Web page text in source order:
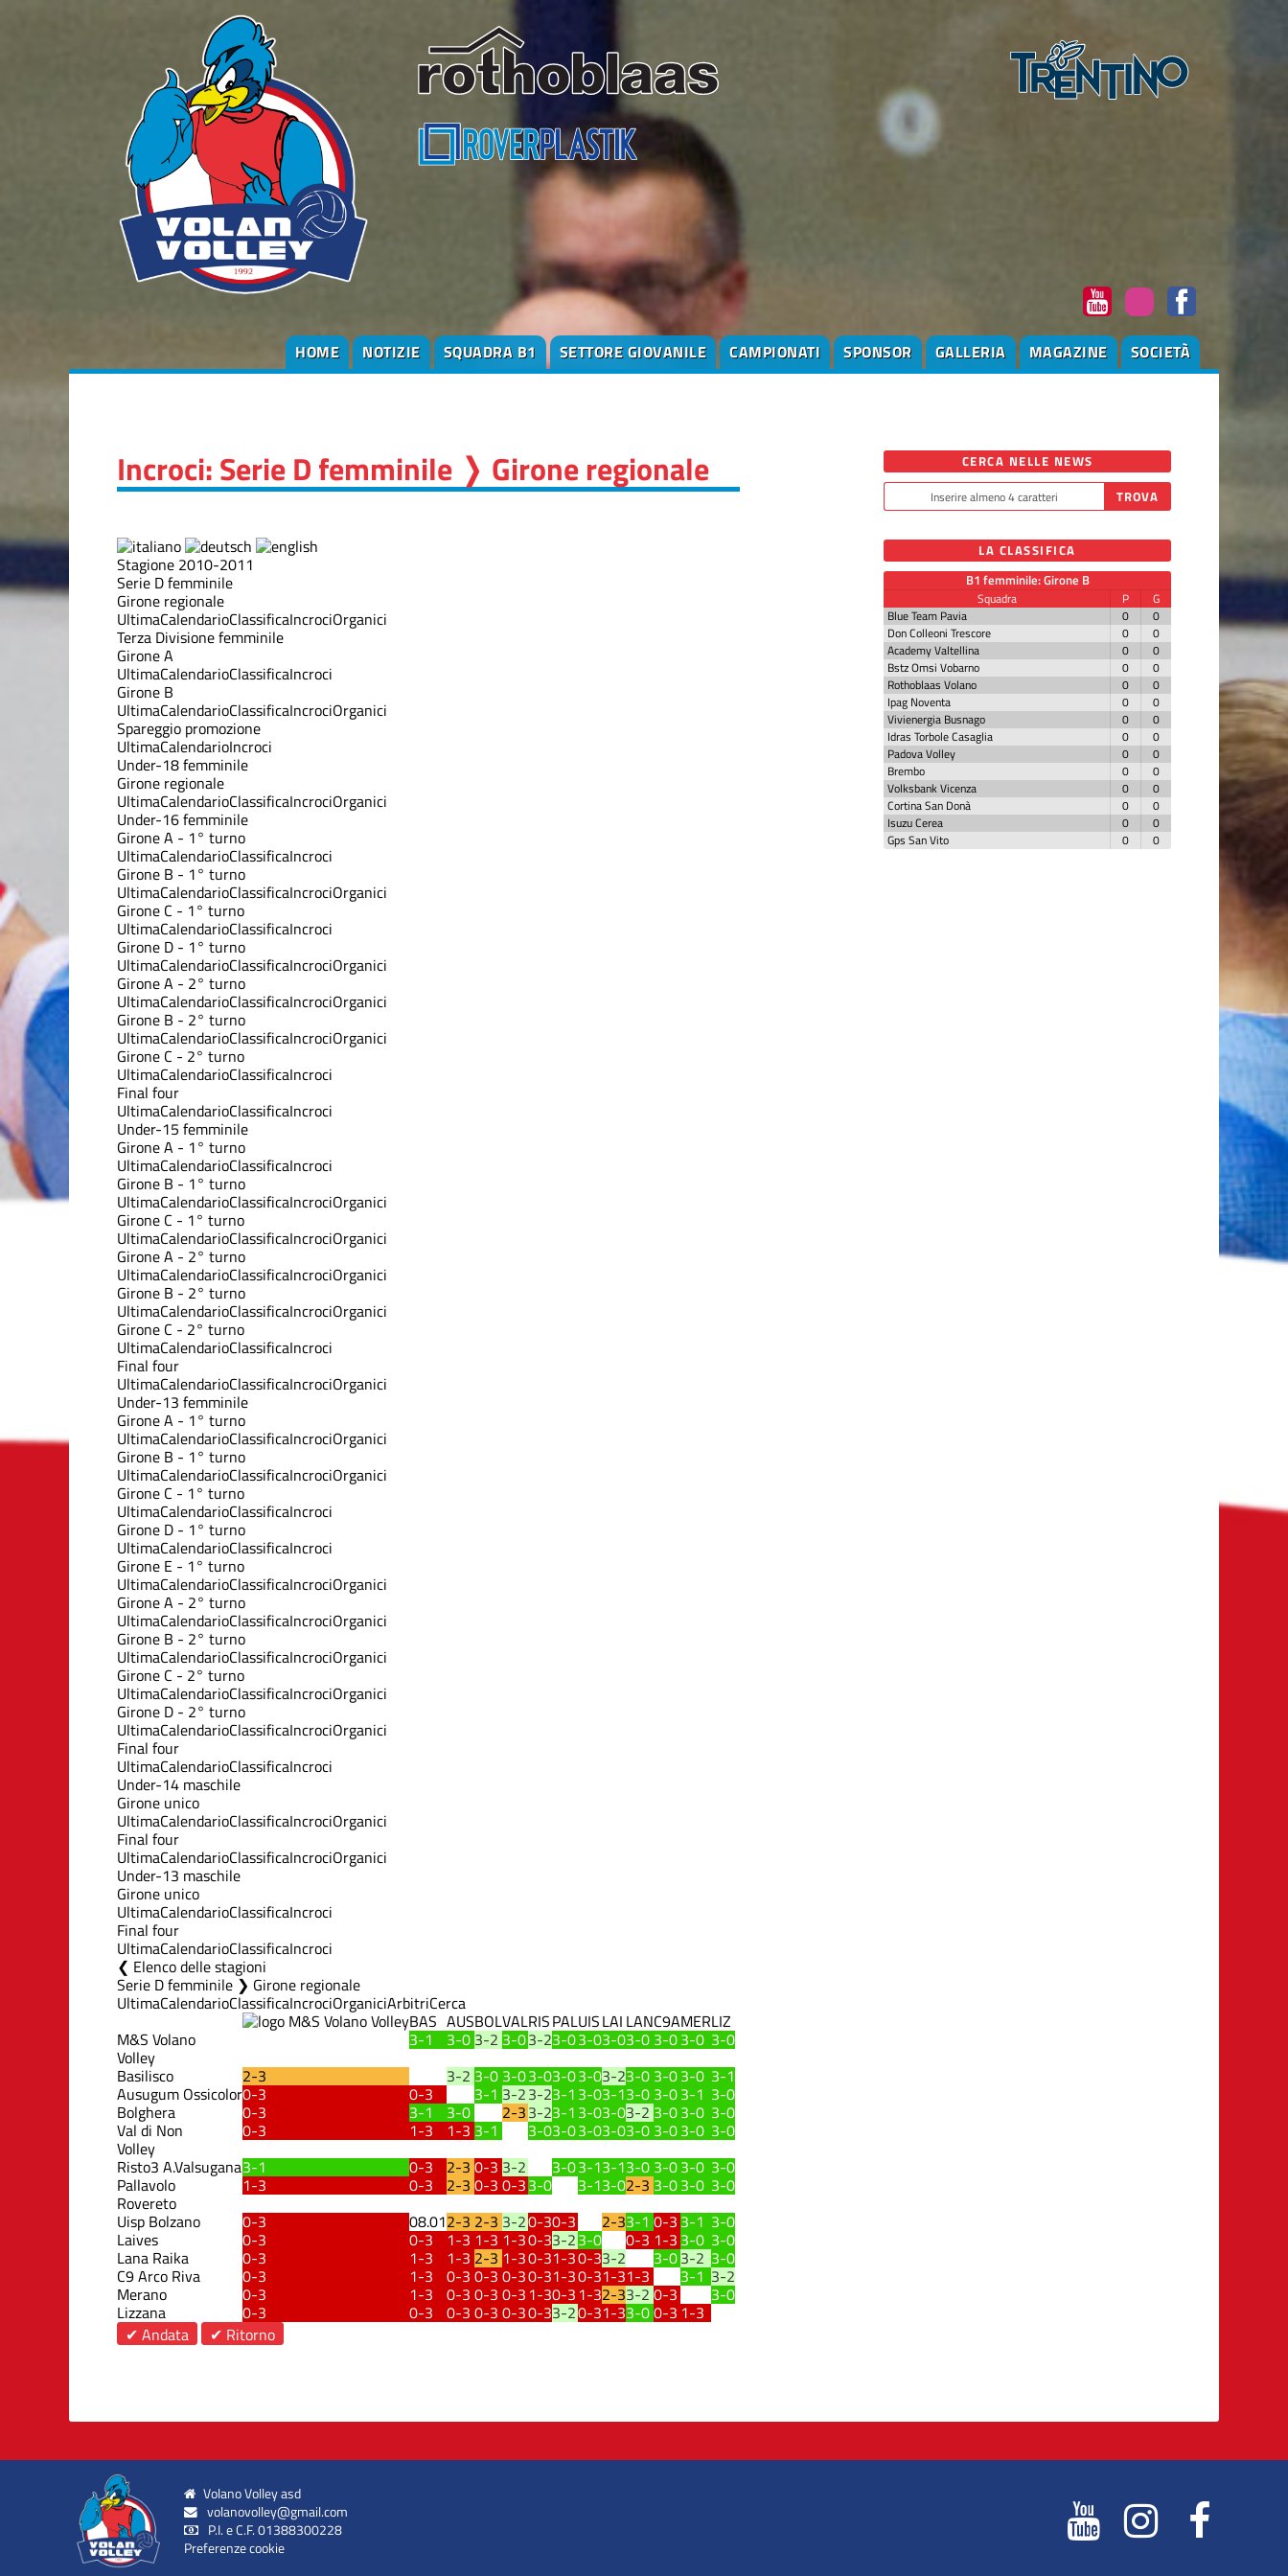
HOME NOTIZIE SQUADRA B1 SETTORE GIOVANILE CAMPIONATI SPONSOR GALLERIA MAGAZINE SOCIETÀ
Incroci: Serie D femminile ❭ Girone regionale
Stagione 2010-2011
Serie D femminile
Girone regionale
UltimaCalendarioClassificaIncrociOrganici
Terza Divisione femminile
Girone A
UltimaCalendarioClassificaIncroci
Girone B
UltimaCalendarioClassificaIncrociOrganici
Spareggio promozione
UltimaCalendarioIncroci
Under-18 femminile
Girone regionale
UltimaCalendarioClassificaIncrociOrganici
Under-16 femminile
Girone A - 1° turno
UltimaCalendarioClassificaIncroci
Girone B - 1° turno
UltimaCalendarioClassificaIncrociOrganici
Girone C - 1° turno
UltimaCalendarioClassificaIncroci
Girone D - 1° turno
UltimaCalendarioClassificaIncrociOrganici
Girone A - 2° turno
UltimaCalendarioClassificaIncrociOrganici
Girone B - 2° turno
UltimaCalendarioClassificaIncrociOrganici
Girone C - 2° turno
UltimaCalendarioClassificaIncroci
Final four
UltimaCalendarioClassificaIncroci
Under-15 femminile
Girone A - 1° turno
UltimaCalendarioClassificaIncroci
Girone B - 1° turno
UltimaCalendarioClassificaIncrociOrganici
Girone C - 1° turno
UltimaCalendarioClassificaIncrociOrganici
Girone A - 2° turno
UltimaCalendarioClassificaIncrociOrganici
Girone B - 2° turno
UltimaCalendarioClassificaIncrociOrganici
Girone C - 2° turno
UltimaCalendarioClassificaIncroci
Final four
UltimaCalendarioClassificaIncrociOrganici
Under-13 femminile
Girone A - 1° turno
UltimaCalendarioClassificaIncrociOrganici
Girone B - 1° turno
UltimaCalendarioClassificaIncrociOrganici
Girone C - 1° turno
UltimaCalendarioClassificaIncroci
Girone D - 1° turno
UltimaCalendarioClassificaIncroci
Girone E - 1° turno
UltimaCalendarioClassificaIncrociOrganici
Girone A - 2° turno
UltimaCalendarioClassificaIncrociOrganici
Girone B - 2° turno
UltimaCalendarioClassificaIncrociOrganici
Girone C - 2° turno
UltimaCalendarioClassificaIncrociOrganici
Girone D - 2° turno
UltimaCalendarioClassificaIncrociOrganici
Final four
UltimaCalendarioClassificaIncroci
Under-14 maschile
Girone unico
UltimaCalendarioClassificaIncrociOrganici
Final four
UltimaCalendarioClassificaIncrociOrganici
Under-13 maschile
Girone unico
UltimaCalendarioClassificaIncroci
Final four
UltimaCalendarioClassificaIncroci
Elenco delle stagioni
Serie D femminile ❯ Girone regionale
UltimaCalendarioClassificaIncrociOrganiciArbitriCerca
BAS AUSBOLVALRISPALUISLAI LANC9AMERLIZ
M&S Volano
Volley
3-1 3-0 3-2 3-03-23-03-03-03-0 3-03-0 3-0
Basilisco
2-3 3-2 3-0 3-03-03-03-03-23-0 3-03-0 3-1
Ausugum Ossicolor0-3 0-3 3-1 3-23-23-1 3-03-13-0 3-03-1 3-0
Bolghera 0-3 3-1 3-0 2-33-23-1 3-03-03-2 3-03-0 3-0
Val di Non
Volley
0-3 1-3 1-3 3-1 3-03-03-03-03-0 3-03-0 3-0
Risto3 A.Valsugana3-1 0-3 2-3 0-3 3-2 3-03-13-13-0 3-03-0 3-0
Pallavolo
Rovereto
1-3 0-3 2-3 0-3 0-33-0 3-13-02-3 3-03-0 3-0
Uisp Bolzano
0-3 08.012-3 2-3 3-20-30-3 2-33-1 0-3 3-1 3-0
Laives 0-3 0-3 1-3 1-3 1-30-33-23-0 0-3 1-3 3-0 3-0
Lana Raika 0-3 1-3 1-3 2-3 1-30-31-30-33-2 3-03-2 3-0
C9 Arco Riva 0-3 1-3 0-3 0-3 0-30-31-30-31-31-3 3-1 3-2
Merano 0-3 1-3 0-3 0-3 0-3 1-30-3 1-32-33-2 0-3 3-0
Lizzana 0-3 0-3 0-3 0-3 0-30-33-20-31-33-00-3 1-3
✔ Andata
✔ Ritorno
CERCA NELLE NEWS
LA CLASSIFICA
B1 femminile: Girone B
Squadra P
G
Blue Team Pavia
0
0
Don Colleoni Trescore
0
0
Academy Valtellina
0
0
Bstz Omsi Vobarno
0
0
Rothoblaas Volano
0
0
Ipag Noventa
0
0
Vivienergia Busnago
0
0
Idras Torbole Casaglia
0
0
Padova Volley
0
0
Brembo
0
0
Volksbank Vicenza
0
0
Cortina San Donà
0
0
Isuzu Cerea
0
0
Gps San Vito
0 0
Volano Volley asd
volanovolley@gmail.com
P.I. e C.F. 01388300228
Preferenze cookie